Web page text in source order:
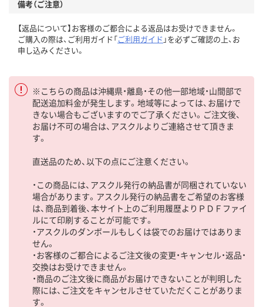
備考（ご注意）
【返品について】お客様のご都合による返品はお受けできません。
ご購入の際は、ご利用ガイド「ご利用ガイド 」を必ずご確認の上、お
申し込みください。
※こちらの商品は沖縄県・離島・その他一部地域・山間部で
配送追加料金が発生します。地域等によっては、お届けで
きない場合もございますのでご了承ください。ご注文後、
お届け不可の場合は、アスクルよりご連絡させて頂きま
す。
直送品のため、以下の点にご注意ください。
・この商品には、アスクル発行の納品書が同梱されていない
場合があります。アスクル発行の納品書をご希望のお客様
は、商品到着後、本サイト上のご利用履歴よりＰＤＦファイ
ルにて印刷することが可能です。
・アスクルのダンボールもしくは袋でのお届けではありま
せん。
・お客様のご都合によるご注文後の変更・キャンセル・返品・
交換はお受けできません。
・商品のご注文後に商品がお届けできないことが判明した
際には、ご注文をキャンセルさせていただくことがありま
す。